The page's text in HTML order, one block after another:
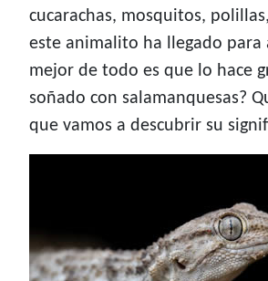
cucarachas, mosquitos,
este animalito ha llegado para
mejor de todo es que lo hace
soñado con salamanquesas?
que vamos a descubrir su